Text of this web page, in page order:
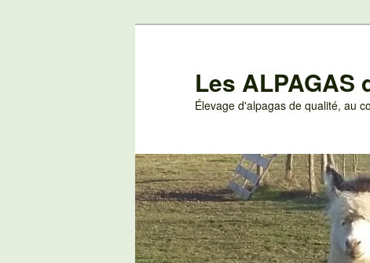
Les ALPAGAS
Élevage d'alpagas de qualité, au